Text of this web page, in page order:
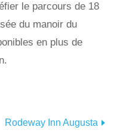
le parcours de 18
du manoir du
en plus de
Rodeway Inn Augusta